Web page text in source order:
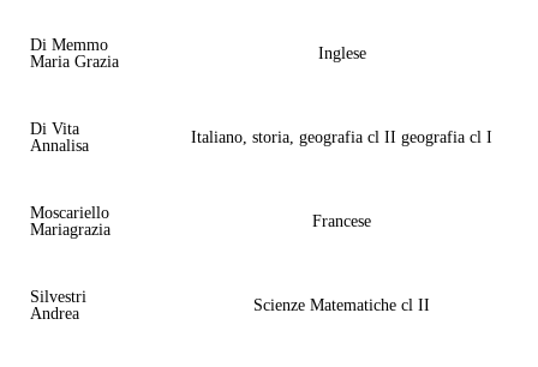
Di Memmo
Maria Grazia
Inglese
Di Vita
Annalisa
Italiano, storia, geografia cl II geografia cl I
Moscariello
Mariagrazia
Francese
Silvestri
Andrea
Scienze Matematiche cl II